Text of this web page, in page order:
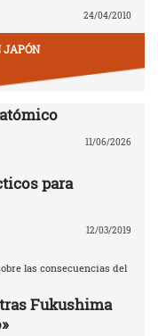
24/04/2010
JAPÓN
11/06/2026
para
12/03/2019
las consecuencias del
Fukushima